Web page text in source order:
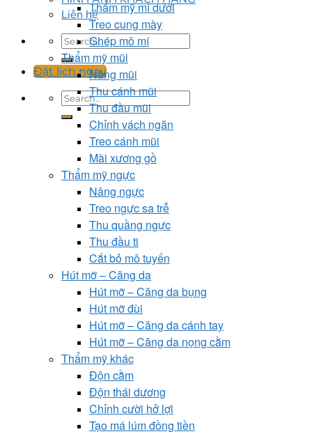
Liên hệ
Đặt lịch ngay
Thẩm mỹ mí dưới
Treo cung mày
Ghép mô mí
Thẩm mỹ mũi
Nâng mũi
Thu cánh mũi
Thu đầu mũi
Chỉnh vách ngăn
Treo cánh mũi
Mài xương gồ
Thẩm mỹ ngực
Nâng ngực
Treo ngực sa trễ
Thu quầng ngực
Thu đầu ti
Cắt bỏ mô tuyến
Hút mỡ – Căng da
Hút mỡ – Căng da bụng
Hút mỡ đùi
Hút mỡ – Căng da cánh tay
Hút mỡ – Căng da nọng cằm
Thẩm mỹ khác
Độn cằm
Độn thái dương
Chỉnh cười hở lợi
Tạo má lúm đồng tiền